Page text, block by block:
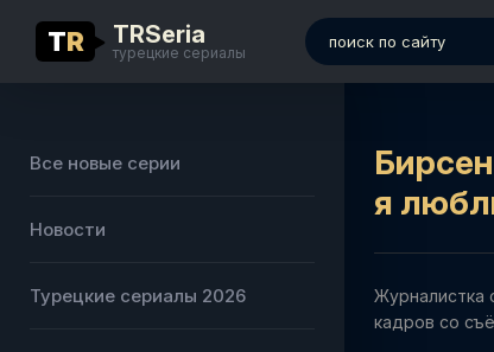
TR TRSeria
турецкие сериалы
Все новые серии
Новости
Турецкие сериалы 2026
я
Журналистка
кадров со